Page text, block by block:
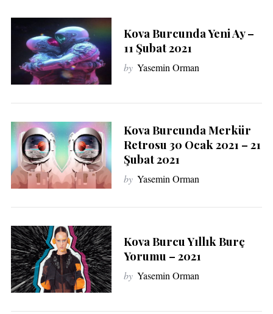
Kova Burcunda Yeni Ay –
11 Şubat 2021
by Yasemin Orman
Kova Burcunda Merkür
Retrosu 30 Ocak 2021 – 21
Şubat 2021
by Yasemin Orman
Kova Burcu Yıllık Burç
Yorumu – 2021
by Yasemin Orman